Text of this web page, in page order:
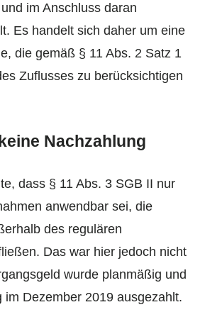
im Anschluss daran
Es handelt sich daher um eine
die gemäß § 11 Abs. 2 Satz 1
Zuflusses zu berücksichtigen
Nachzahlung
dass § 11 Abs. 3 SGB II nur
anwendbar sei, die
des regulären
Das war hier jedoch nicht
wurde planmäßig und
im Dezember 2019 ausgezahlt.